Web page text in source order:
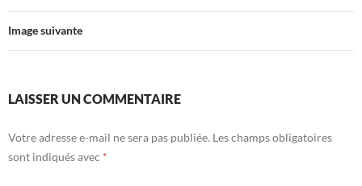
Image suivante
LAISSER UN COMMENTAIRE
Votre adresse e-mail ne sera pas publiée. Les champs obligatoires
sont indiqués avec *